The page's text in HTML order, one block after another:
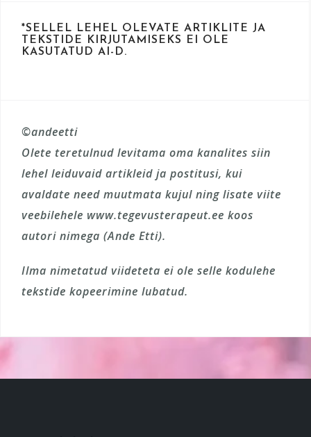
*SELLEL LEHEL OLEVATE ARTIKLITE JA
TEKSTIDE KIRJUTAMISEKS EI OLE
KASUTATUD AI-D.
©andeetti
Olete teretulnud levitama oma kanalites siin
lehel leiduvaid artikleid ja postitusi, kui
avaldate need muutmata kujul ning lisate viite
veebilehele www.tegevusterapeut.ee koos
autori nimega (Ande Etti).
Ilma nimetatud viideteta ei ole selle kodulehe
tekstide kopeerimine lubatud.